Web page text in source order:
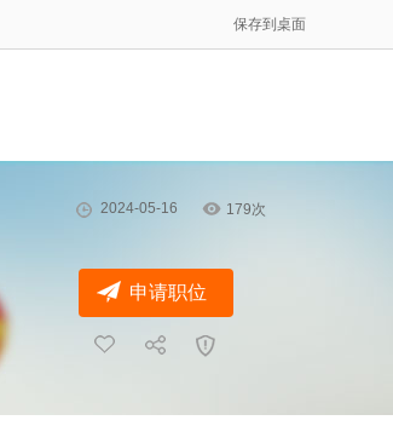
保存到桌面
2024-05-16 179次
申请职位